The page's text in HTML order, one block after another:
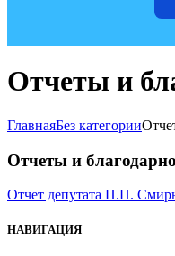
Отчеты и
ГлавнаяБез категории
Отчеты и
Отчет депутата П.П.
НАВИГАЦИЯ